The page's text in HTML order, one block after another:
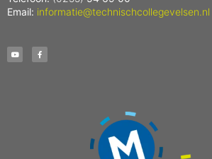
Email: informatie@technischcollegevelsen.nl